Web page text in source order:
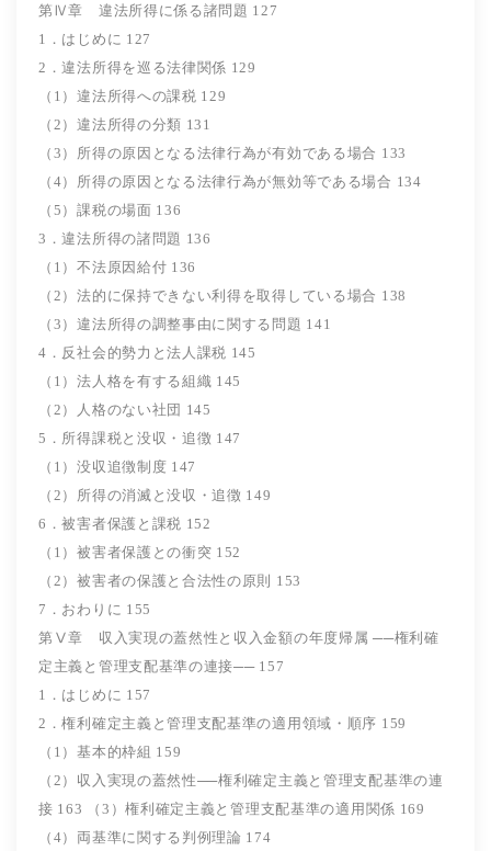
第Ⅳ章 違法所得に係る諸問題 127
1．はじめに 127
2．違法所得を巡る法律関係 129
（1）違法所得への課税 129
（2）違法所得の分類 131
（3）所得の原因となる法律行為が有効である場合 133
（4）所得の原因となる法律行為が無効等である場合 134
（5）課税の場面 136
3．違法所得の諸問題 136
（1）不法原因給付 136
（2）法的に保持できない利得を取得している場合 138
（3）違法所得の調整事由に関する問題 141
4．反社会的勢力と法人課税 145
（1）法人格を有する組織 145
（2）人格のない社団 145
5．所得課税と没収・追徴 147
（1）没収追徴制度 147
（2）所得の消滅と没収・追徴 149
6．被害者保護と課税 152
（1）被害者保護との衝突 152
（2）被害者の保護と合法性の原則 153
7．おわりに 155
第Ⅴ章 収入実現の蓋然性と収入金額の年度帰属 ──権利確
定主義と管理支配基準の連接── 157
1．はじめに 157
2．権利確定主義と管理支配基準の適用領域・順序 159
（1）基本的枠組 159
（2）収入実現の蓋然性──権利確定主義と管理支配基準の連
接 163 （3）権利確定主義と管理支配基準の適用関係 169
（4）両基準に関する判例理論 174